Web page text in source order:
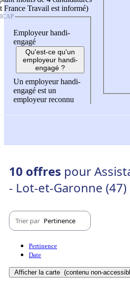
France Travail est informé)
Employeur handi-
engagé
Qu'est-ce qu'un
employeur handi-
engagé ?
Un employeur handi-
engagé est un
employeur reconnu
10 offres pour
- Lot-et-Garonne (47)
Trier par Pertinence
Pertinence
Date
Afficher la carte (contenu non-